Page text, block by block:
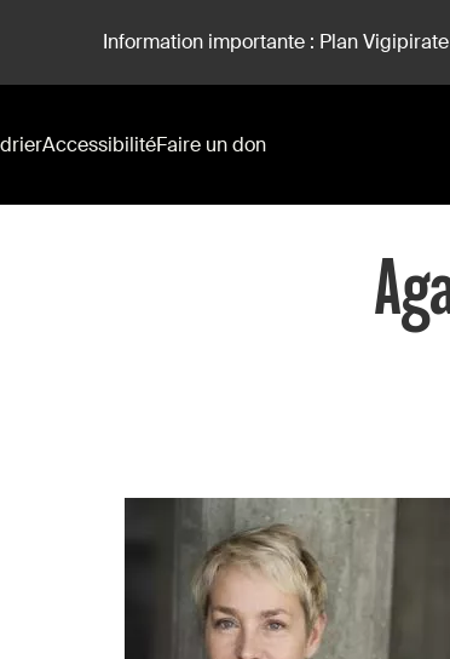
Information importante : Plan
AccessibilitéFaire un don